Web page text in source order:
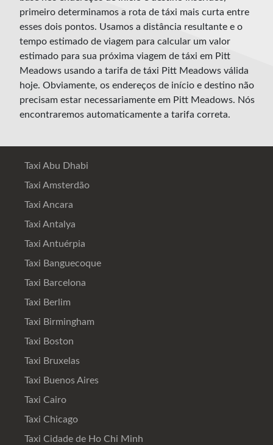
primeiro determinamos a rota de táxi mais curta entre
esses dois pontos. Usamos a distância resultante e o
tempo estimado de viagem para calcular um valor
estimado para sua próxima viagem de táxi em Pitt
Meadows usando a tarifa de táxi Pitt Meadows válida
hoje. Obviamente, os endereços de início e destino não
precisam estar necessariamente em Pitt Meadows. Nós
encontraremos automaticamente a tarifa correta.
Taxi Abu Dhabi
Taxi Amsterdão
Taxi Ancara
Taxi Antalya
Taxi Antuérpia
Taxi Banguecoque
Taxi Barcelona
Taxi Berlim
Taxi Birmingham
Taxi Boston
Taxi Bruxelas
Taxi Buenos Aires
Taxi Cairo
Taxi Chicago
Taxi Cidade de Ho Chi Minh